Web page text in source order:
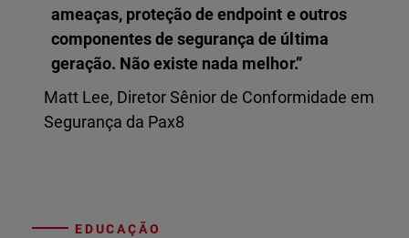
ameaças, proteção de endpoint e outros
componentes de segurança de última
geração. Não existe nada melhor.”
Matt Lee, Diretor Sênior de Conformidade em
Segurança da Pax8
EDUCAÇÃO